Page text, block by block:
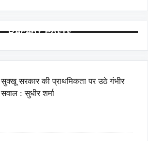
Recent Posts
सुक्खू सरकार की प्राथमिकता पर उठे गंभीर
सवाल : सुधीर शर्मा